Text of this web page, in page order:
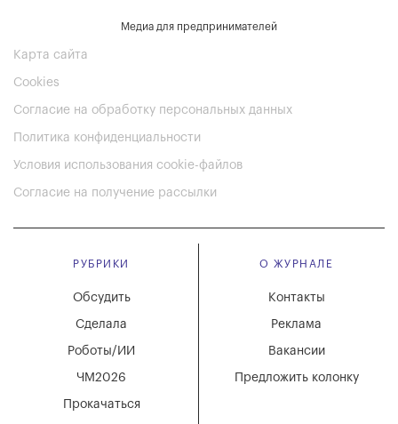
Медиа для предпринимателей
Карта сайта
Cookies
Согласие на обработку персональных данных
Политика конфиденциальности
Условия использования cookie-файлов
Согласие на получение рассылки
РУБРИКИ
Обсудить
Сделала
Роботы/ИИ
ЧМ2026
Прокачаться
О ЖУРНАЛЕ
Вакансии
Реклама
Контакты
Предложить колонку